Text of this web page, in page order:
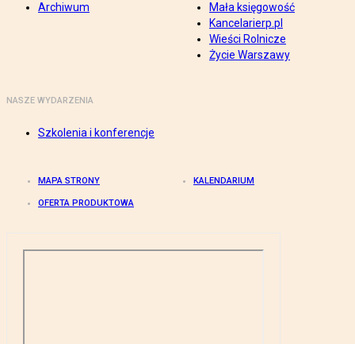
Archiwum
Mała księgowość
Kancelarierp.pl
Wieści Rolnicze
Życie Warszawy
NASZE WYDARZENIA
Szkolenia i konferencje
MAPA STRONY KALENDARIUM
OFERTA PRODUKTOWA